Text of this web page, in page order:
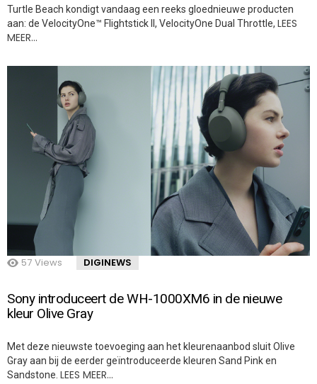
Turtle Beach kondigt vandaag een reeks gloednieuwe producten
aan: de VelocityOne™ Flightstick II, VelocityOne Dual Throttle, LEES
MEER…
57 Views DIGINEWS
Sony introduceert de WH-1000XM6 in de nieuwe
kleur Olive Gray
Met deze nieuwste toevoeging aan het kleurenaanbod sluit Olive
Gray aan bij de eerder geïntroduceerde kleuren Sand Pink en
Sandstone. LEES MEER…